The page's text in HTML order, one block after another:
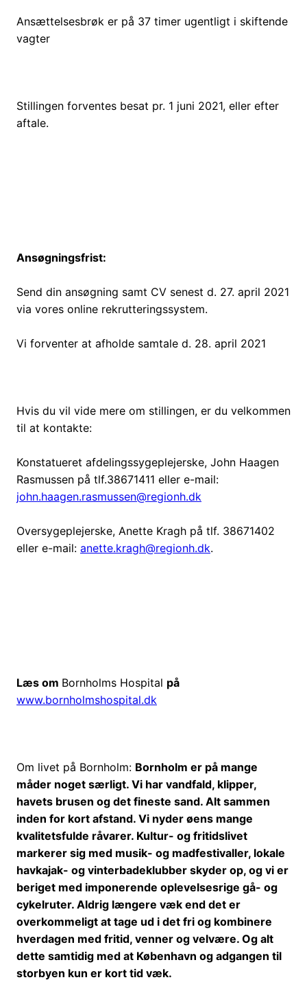
Ansættelsesbrøk er på 37 timer ugentligt i skiftende
vagter
Stillingen forventes besat pr. 1 juni 2021, eller efter
aftale.
Ansøgningsfrist:
Send din ansøgning samt CV senest d. 27. april 2021
via vores online rekrutteringssystem.
Vi forventer at afholde samtale d. 28. april 2021
Hvis du vil vide mere om stillingen, er du velkommen
til at kontakte:
Konstatueret afdelingssygeplejerske, John Haagen
Rasmussen på tlf.38671411 eller e-mail:
john.haagen.rasmussen@regionh.dk
Oversygeplejerske, Anette Kragh på tlf. 38671402
eller e-mail: anette.kragh@regionh.dk.
Læs om Bornholms Hospital på
www.bornholmshospital.dk
Om livet på Bornholm: Bornholm er på mange
måder noget særligt. Vi har vandfald, klipper,
havets brusen og det fineste sand. Alt sammen
inden for kort afstand. Vi nyder øens mange
kvalitetsfulde råvarer. Kultur- og fritidslivet
markerer sig med musik- og madfestivaller, lokale
havkajak- og vinterbadeklubber skyder op, og vi er
beriget med imponerende oplevelsesrige gå- og
cykelruter. Aldrig længere væk end det er
overkommeligt at tage ud i det fri og kombinere
hverdagen med fritid, venner og velvære. Og alt
dette samtidig med at København og adgangen til
storbyen kun er kort tid væk.